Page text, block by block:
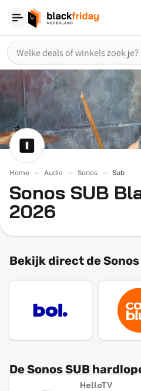
Home Audio Sonos Sub
Sonos SUB
2026
Bekijk direct de
De Sonos SUB
HelloTV